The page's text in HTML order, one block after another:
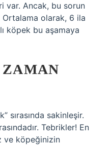
var. Ancak, bu sorun
Ortalama olarak, 6 ila
köpek bu aşamaya
sırasında sakinleşir.
Tebrikler! En
ve köpeğinizin